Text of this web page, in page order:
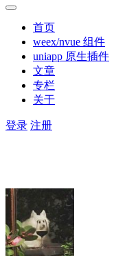
首页
weex/nvue 组件
uniapp 原生插件
文章
专栏
关于
登录 注册